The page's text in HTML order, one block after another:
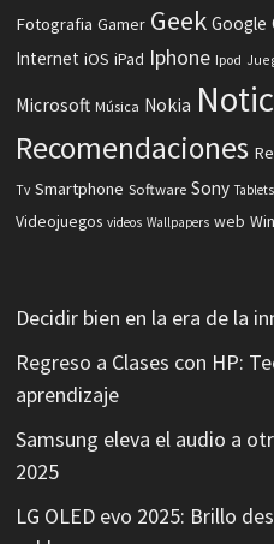
Fotografia Gamer Geek Google
Internet iOS iPad Iphone Ipod
Microsoft Música Nokia
Recomendaciones
Tv Smartphone Software Sony Tablets
Videojuegos videos Wallpapers web
Decidir bien en la era de la
Regreso a Clases con HP:
aprendizaje
Samsung eleva el audio a
2025
LG OLED evo 2025: Brillo